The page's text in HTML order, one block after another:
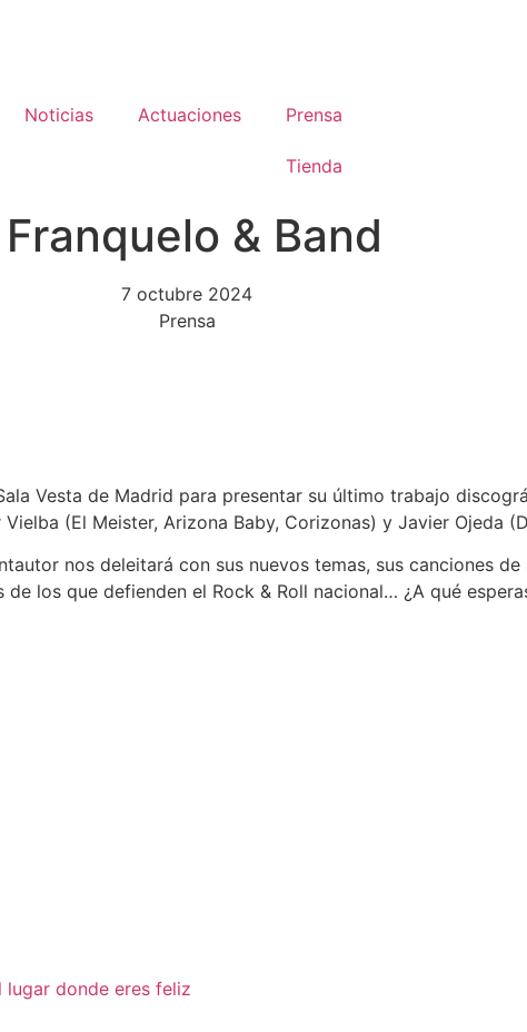
Noticias Actuaciones Prensa
Tienda
& Band
7 octubre 2024
Prensa
Vesta de Madrid para presentar su último trabajo
(El Meister, Arizona Baby, Corizonas) y Javier Ojeda
nos deleitará con sus nuevos temas, sus canciones
los que defienden el Rock & Roll nacional… ¿A qué
lugar donde eres feliz